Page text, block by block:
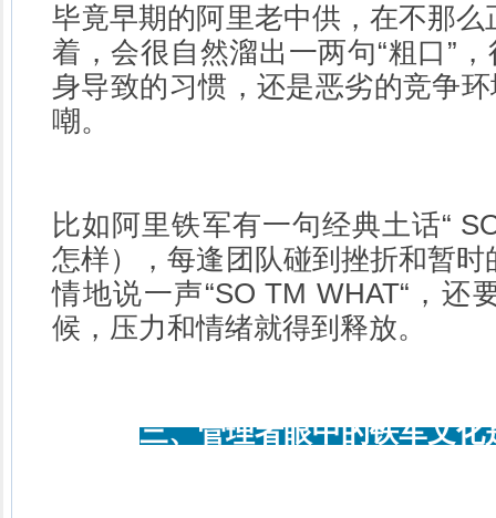
毕竟早期的阿里老中供，在不那
着，会很自然溜出一两句“粗口”
身导致的习惯，还是恶劣的竞争环
嘲。
比如阿里铁军有一句经典土话“
怎样），每逢团队碰到挫折和暂
情地说一声“SO TM WHAT“，还
候，压力和情绪就得到释放。
三、管理者眼中的铁军文化